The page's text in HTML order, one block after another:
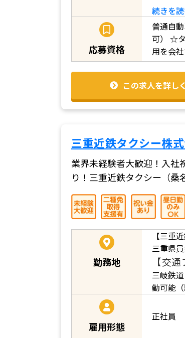
続きを
応募資格
普通自
可）
☆タ
用を会
この求人を詳し
三重近鉄タクシー株
業界未経験者大歓迎！入社
り！三重近鉄タクシー（桑
勤務地
【三重
三重県
【交
三岐鉄
勤可能（
雇用形態
正社員